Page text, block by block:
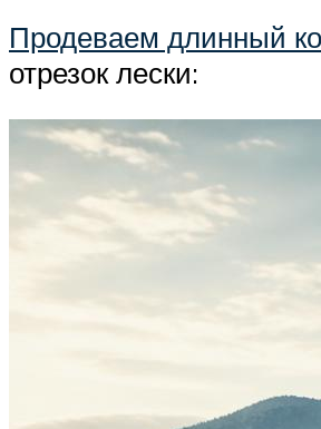
Продеваем длинный
отрезок лески: